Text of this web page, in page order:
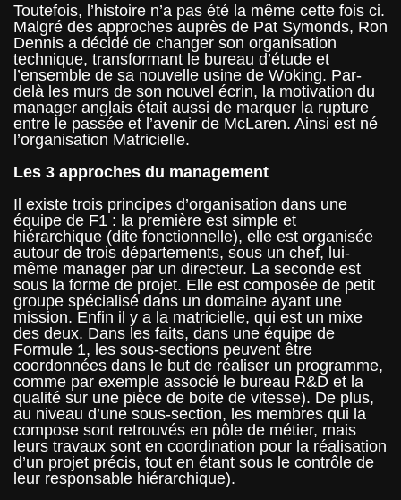
Toutefois, l’histoire n’a pas été la même cette fois ci.
Malgré des approches auprès de Pat Symonds, Ron
Dennis a décidé de changer son organisation
technique, transformant le bureau d’étude et
l’ensemble de sa nouvelle usine de Woking. Par-
delà les murs de son nouvel écrin, la motivation du
manager anglais était aussi de marquer la rupture
entre le passée et l’avenir de McLaren. Ainsi est né
l’organisation Matricielle.
Les 3 approches du management
Il existe trois principes d’organisation dans une
équipe de F1 : la première est simple et
hiérarchique (dite fonctionnelle), elle est organisée
autour de trois départements, sous un chef, lui-
même manager par un directeur. La seconde est
sous la forme de projet. Elle est composée de petit
groupe spécialisé dans un domaine ayant une
mission. Enfin il y a la matricielle, qui est un mixe
des deux. Dans les faits, dans une équipe de
Formule 1, les sous-sections peuvent être
coordonnées dans le but de réaliser un programme,
comme par exemple associé le bureau R&D et la
qualité sur une pièce de boite de vitesse). De plus,
au niveau d’une sous-section, les membres qui la
compose sont retrouvés en pôle de métier, mais
leurs travaux sont en coordination pour la réalisation
d’un projet précis, tout en étant sous le contrôle de
leur responsable hiérarchique).